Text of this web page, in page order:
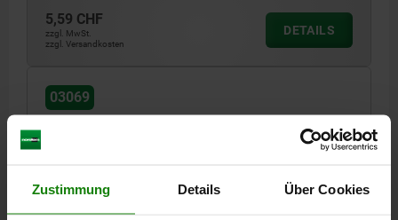
Zustimmung Details Über Cookies
5,59 CHF
zzgl. MwSt.
zzgl. Versandkosten
DETAILS
03069